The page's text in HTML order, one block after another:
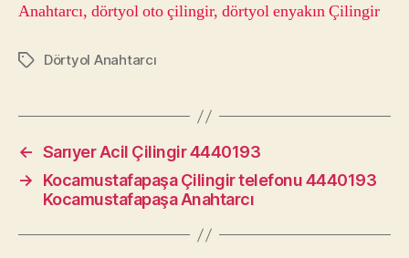
Anahtarcı, dörtyol oto çilingir, dörtyol enyakın Çilingir
EtiketlerDörtyol Anahtarcı
← Sarıyer Acil Çilingir 4440193
→
Kocamustafapaşa Çilingir telefonu 4440193
Kocamustafapaşa Anahtarcı